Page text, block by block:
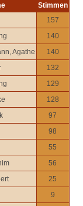
Stimmen
157
140
Agathe
140
132
129
128
97
98
55
56
25
9